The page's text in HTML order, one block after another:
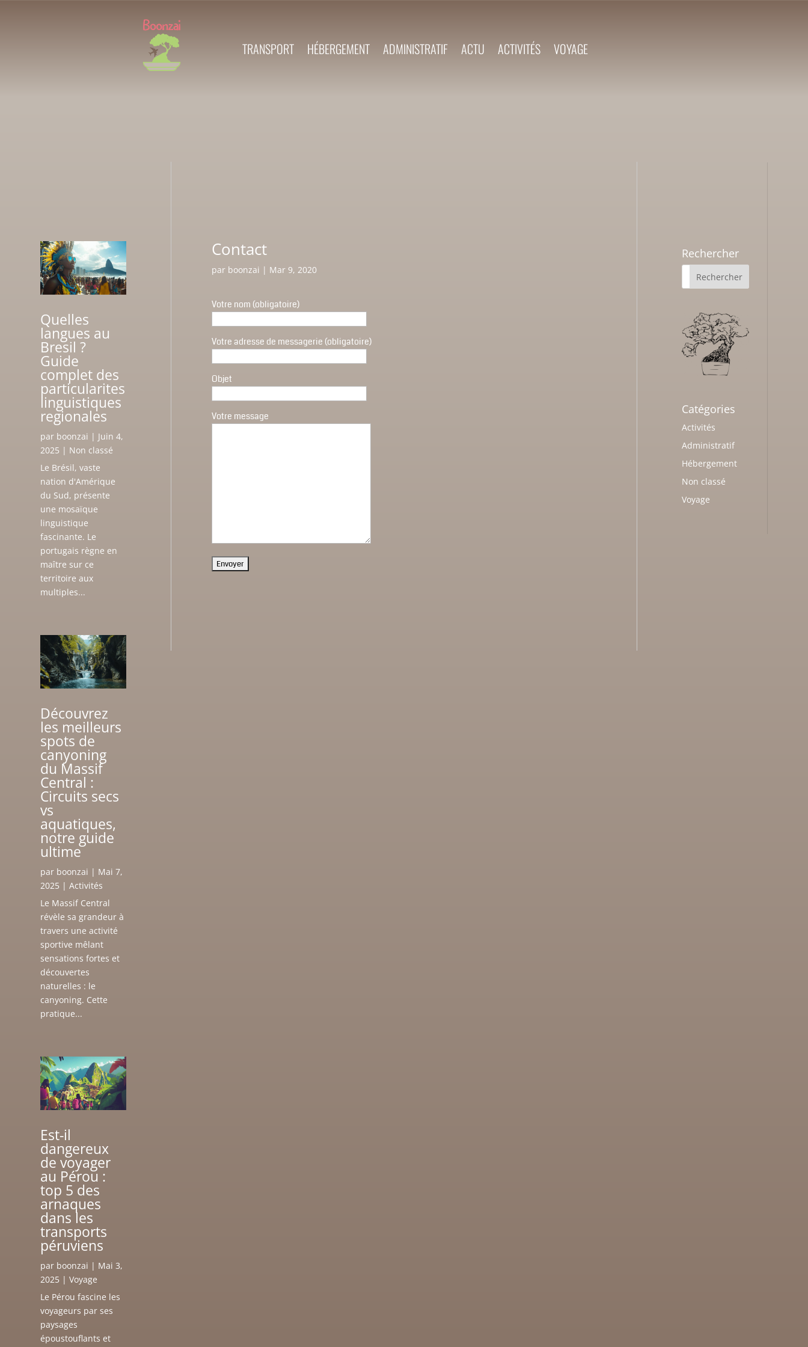
TRANSPORT HÉBERGEMENT ADMINISTRATIF ACTU ACTIVITÉS VOYAGE
Quelles
langues au
Bresil ?
Guide
complet des
particularites
linguistiques
regionales
par boonzai | Juin 4,
2025 | Non classé
Le Brésil, vaste
nation d'Amérique
du Sud, présente
une mosaïque
linguistique
fascinante. Le
portugais règne en
maître sur ce
territoire aux
multiples...
Découvrez
les meilleurs
spots de
canyoning
du Massif
Central :
Circuits secs
vs
aquatiques,
notre guide
ultime
par boonzai | Mai 7,
2025 |Activités
Le Massif Central
révèle sa grandeur à
travers une activité
sportive mêlant
sensations fortes et
découvertes
naturelles : le
canyoning. Cette
pratique...
Est-il
dangereux
de voyager
au Pérou :
top 5 des
arnaques
dans les
transports
péruviens
par boonzai | Mai 3,
2025 |Voyage
Le Pérou fascine les
voyageurs par ses
paysages
époustouflants et
Contact
par boonzai | Mar 9, 2020
Votre nom (obligatoire)
Votre adresse de messagerie (obligatoire)
Objet
Votre message
Rechercher
Catégories
Activités
Administratif
Hébergement
Non classé
Voyage